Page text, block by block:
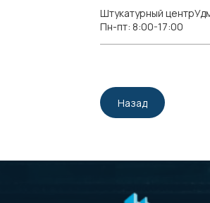
Штукатурный
Пн-пт: 8:00-17:00
Назад